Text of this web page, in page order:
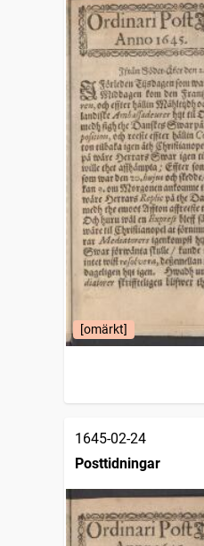
[omärkt]
1645-02-24
Posttidningar